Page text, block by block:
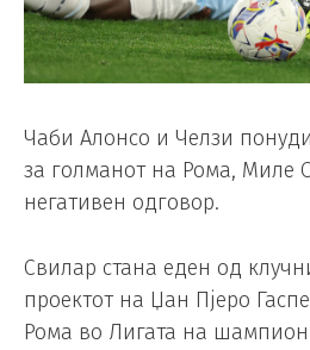
Чаби Алонсо и Челзи
за голманот на Рома, Миле
негативен одговор.
Свилар стана еден од
проектот на Џан Пјеро
Рома во Лигата на